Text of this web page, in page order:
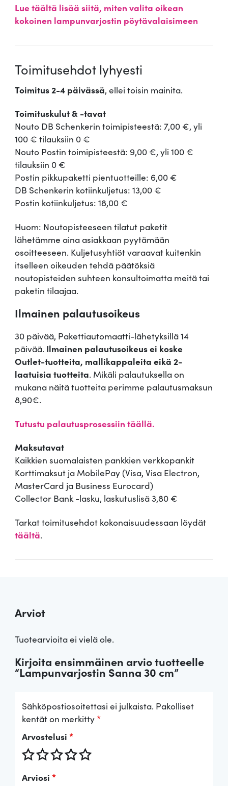
Lue täältä lisää siitä, miten valita oikean
kokoinen lampunvarjostin pöytävalaisimeen
Toimitusehdot lyhyesti
Toimitus 2-4 päivässä, ellei toisin mainita.
Toimituskulut & -tavat
Nouto DB Schenkerin toimipisteestä: 7,00 €, yli
100 € tilauksiin 0 €
Nouto Postin toimipisteestä: 9,00 €, yli 100 €
tilauksiin 0 €
Postin pikkupaketti pientuotteille: 6,00 €
DB Schenkerin kotiinkuljetus: 13,00 €
Postin kotiinkuljetus: 18,00 €
Huom: Noutopisteeseen tilatut paketit
lähetämme aina asiakkaan pyytämään
osoitteeseen. Kuljetusyhtiöt varaavat kuitenkin
itselleen oikeuden tehdä päätöksiä
noutopisteiden suhteen konsultoimatta meitä tai
paketin tilaajaa.
Ilmainen palautusoikeus
30 päivää, Pakettiautomaatti-lähetyksillä 14
päivää. Ilmainen palautusoikeus ei koske
Outlet-tuotteita, mallikappaleita eikä 2-
laatuisia tuotteita. Mikäli palautuksella on
mukana näitä tuotteita perimme palautusmaksun
8,90€.
Tutustu palautusprosessiin täällä.
Maksutavat
Kaikkien suomalaisten pankkien verkkopankit
Korttimaksut ja MobilePay (Visa, Visa Electron,
MasterCard ja Business Eurocard)
Collector Bank -lasku, laskutuslisä 3,80 €
Tarkat toimitusehdot kokonaisuudessaan löydät
täältä.
Arviot
Tuotearvioita ei vielä ole.
Kirjoita ensimmäinen arvio tuotteelle
“Lampunvarjostin Sanna 30 cm”
Sähköpostiosoitettasi ei julkaista. Pakolliset
kentät on merkitty *
Arvostelusi *
Arviosi *